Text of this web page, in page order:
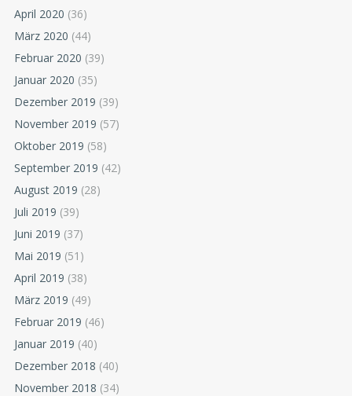
April 2020 (36)
März 2020 (44)
Februar 2020 (39)
Januar 2020 (35)
Dezember 2019 (39)
November 2019 (57)
Oktober 2019 (58)
September 2019 (42)
August 2019 (28)
Juli 2019 (39)
Juni 2019 (37)
Mai 2019 (51)
April 2019 (38)
März 2019 (49)
Februar 2019 (46)
Januar 2019 (40)
Dezember 2018 (40)
November 2018 (34)